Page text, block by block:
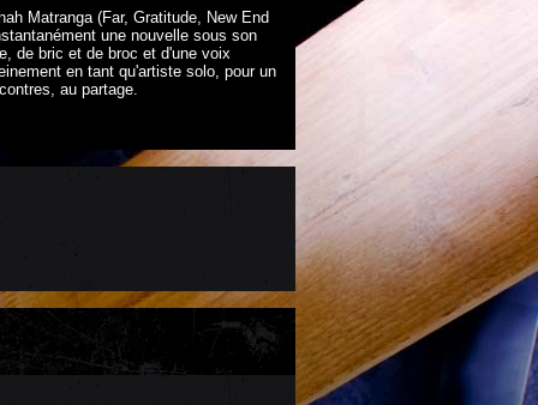
Matranga (Far, Gratitude, New End
une nouvelle sous son
de bric et de broc et d'une voix
en tant qu'artiste solo, pour un
au partage.